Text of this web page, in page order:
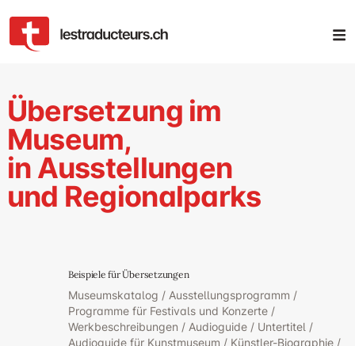
Übersetzung im
Museum,
in Ausstellungen
und Regionalparks
Beispiele für Übersetzungen
Museumskatalog / Ausstellungsprogramm /
Programme für Festivals und Konzerte /
Werkbeschreibungen / Audioguide / Untertitel /
Audioguide für Kunstmuseum / Künstler-Biographie /